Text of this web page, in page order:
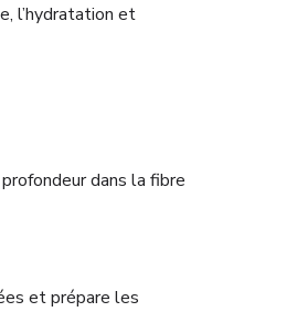
l’hydratation et
dans la fibre
et prépare les